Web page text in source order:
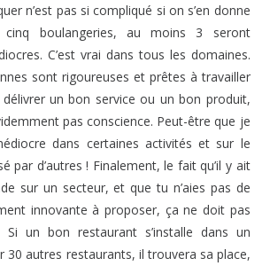
n’est pas si compliqué si on s’en donne
boulangeries, au moins 3 seront
C’est vrai dans tous les domaines.
sont rigoureuses et prêtes à travailler
un bon service ou un bon produit,
pas conscience. Peut-être que je
dans certaines activités et sur le
par d’autres ! Finalement, le fait qu’il y ait
sur un secteur, et que tu n’aies pas de
innovante à proposer, ça ne doit pas
un bon restaurant s’installe dans un
30 autres restaurants, il trouvera sa place,